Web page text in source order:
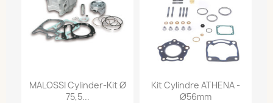
MALOSSI Cylinder-Kit Ø
75,5...
Kit Cylindre ATHENA -
Ø56mm